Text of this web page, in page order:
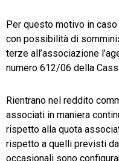
Per questo motivo in
con possibilità di
terze all’associazione
numero 612/06 della
Rientrano nel reddito
associati in maniera
rispetto alla quota
rispetto a quelli previsti
occasionali sono